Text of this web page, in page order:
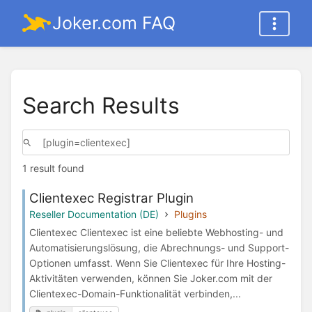
Joker.com FAQ
Search Results
1 result found
Clientexec Registrar Plugin
Reseller Documentation (DE)
Plugins
Clientexec Clientexec ist eine beliebte Webhosting- und
Automatisierungslösung, die Abrechnungs- und Support-
Optionen umfasst. Wenn Sie Clientexec für Ihre Hosting-
Aktivitäten verwenden, können Sie Joker.com mit der
Clientexec-Domain-Funktionalität verbinden,...